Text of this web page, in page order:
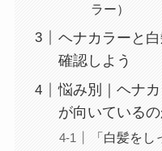
ラー）
ヘナカラーと
確認しよう
悩み別｜ヘナ
が向いているの
「白髪を